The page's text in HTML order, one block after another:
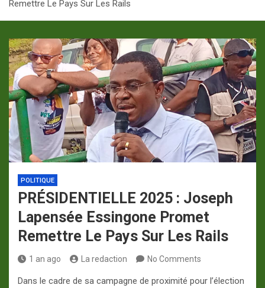
Remettre Le Pays Sur Les Rails
POLITIQUE
PRÉSIDENTIELLE 2025 : Joseph
Lapensée Essingone Promet
Remettre Le Pays Sur Les Rails
1 an ago La redaction No Comments
Dans le cadre de sa campagne de proximité pour l’élection
p